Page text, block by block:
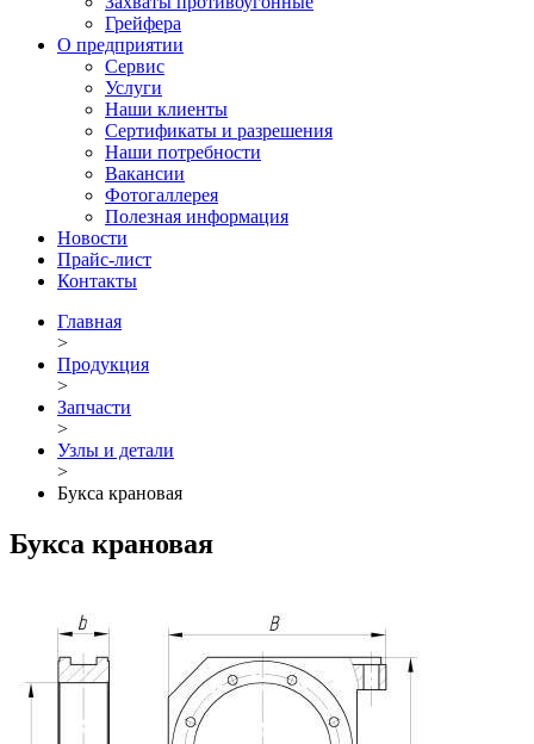
Грейфера
О предприятии
Сервис
Услуги
Наши клиенты
Сертификаты и разрешения
Наши потребности
Вакансии
Фотогаллерея
Полезная информация
Новости
Прайс-лист
Контакты
Главная
>
Продукция
>
Запчасти
>
Узлы и детали
>
Букса крановая
Букса крановая